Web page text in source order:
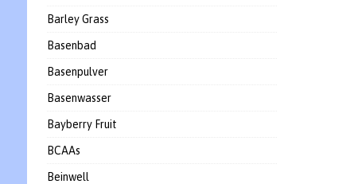
Barley Grass
Basenbad
Basenpulver
Basenwasser
Bayberry Fruit
BCAAs
Beinwell